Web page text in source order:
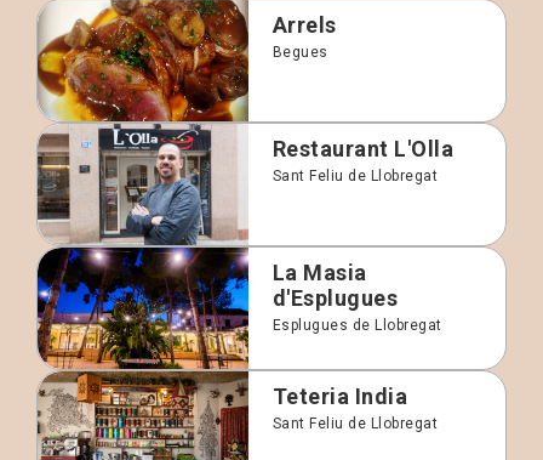
Arrels
Begues
Restaurant L'Olla
Sant Feliu de Llobregat
La Masia
d'Esplugues
Esplugues de Llobregat
Teteria India
Sant Feliu de Llobregat